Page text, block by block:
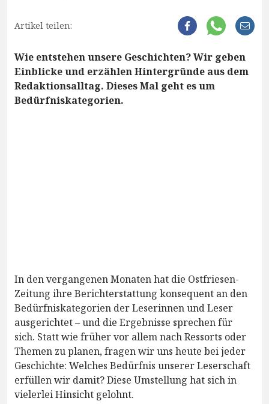
Artikel teilen:
Wie entstehen unsere Geschichten? Wir geben
Einblicke und erzählen Hintergründe aus dem
Redaktionsalltag. Dieses Mal geht es um
Bedürfniskategorien.
In den vergangenen Monaten hat die Ostfriesen-
Zeitung ihre Berichterstattung konsequent an den
Bedürfniskategorien der Leserinnen und Leser
ausgerichtet – und die Ergebnisse sprechen für
sich. Statt wie früher vor allem nach Ressorts oder
Themen zu planen, fragen wir uns heute bei jeder
Geschichte: Welches Bedürfnis unserer Leserschaft
erfüllen wir damit? Diese Umstellung hat sich in
vielerlei Hinsicht gelohnt.